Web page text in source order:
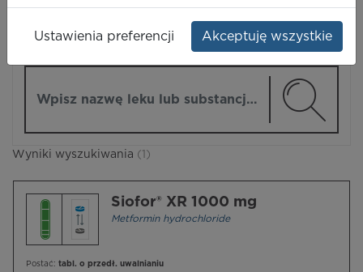
Wyniki wyszukiwania (1)
Siofor® XR 1000 mg
Metformin hydrochloride
Postać: tabl. o przedł. uwalnianiu
Ustawienia preferencji Akceptuję wszystkie